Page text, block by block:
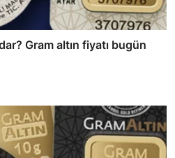
Gram altın fiyatı bugün